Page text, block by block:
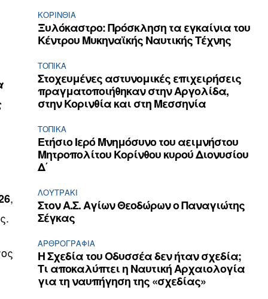
,
ΚΟΡΙΝΘΊΑ
Ξυλόκαστρο: Πρόσκληση τα εγκαίνια του
Κέντρου Μυκηναϊκής Ναυτικής Τέχνης
ΤΟΠΙΚΑ
Στοχευμένες αστυνομικές επιχειρήσεις
πραγματοποιήθηκαν στην Αργολίδα,
στην Κορινθία και στη Μεσσηνία
ΤΟΠΙΚΑ
Ετήσιο Ιερό Μνημόσυνο του αειμνήστου
Μητροπολίτου Κορίνθου κυρού Διονυσίου
Δ΄
ΛΟΥΤΡΆΚΙ
Στον Α.Σ. Αγίων Θεοδώρων ο Παναγιώτης
Σέγκας
ΑΡΘPΟΓΡΑΦΙΑ
Η Σχεδία του Οδυσσέα δεν ήταν σχεδία;
Τι αποκαλύπτει η Ναυτική Αρχαιολογία
για τη ναυπήγηση της «σχεδίας»